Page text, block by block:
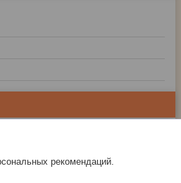
рекомендаций.